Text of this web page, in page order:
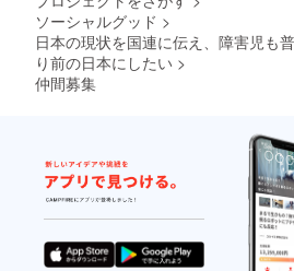
ソーシャルグッド >
日本の現状を国連に伝え、障害児も
り前の日本にしたい >
仲間募集